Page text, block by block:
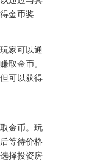
金币奖
家可以通
取金币。
可以获得
金币。玩
等待价格
择投资房